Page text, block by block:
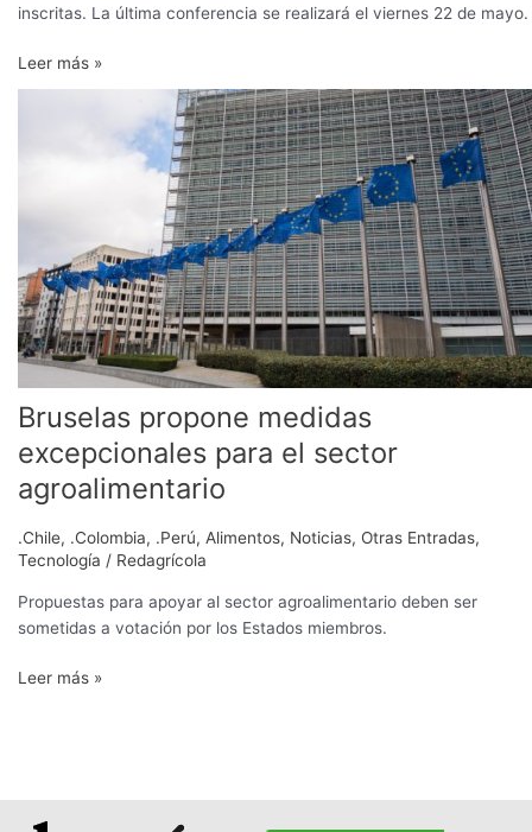
inscritas. La última conferencia se realizará el viernes 22 de mayo.
Leer más »
Bruselas propone medidas
excepcionales para el sector
agroalimentario
.Chile, .Colombia, .Perú, Alimentos, Noticias, Otras Entradas,
Tecnología / Redagrícola
Propuestas para apoyar al sector agroalimentario deben ser
sometidas a votación por los Estados miembros.
agroalimentario
Leer más »